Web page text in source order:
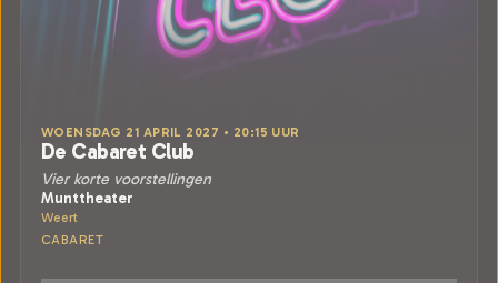
WOENSDAG 21 APRIL 2027 • 20:15 UUR
De Cabaret Club
Vier korte voorstellingen
Munttheater
Weert
CABARET